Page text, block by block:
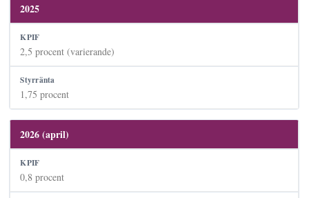
2025
2,5 procent (varierande)
1,75 procent
2026 (april)
0,8 procent